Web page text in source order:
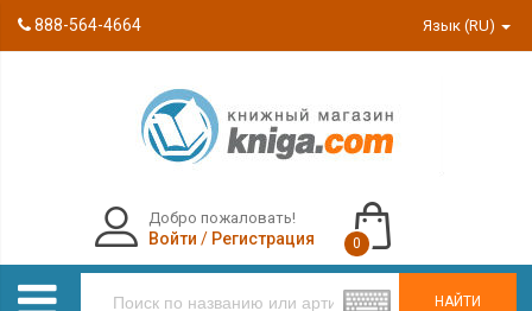
888-564-4664 Язык (RU)
НАЙТИ
Добро пожаловать!
Войти / Регистрация 0